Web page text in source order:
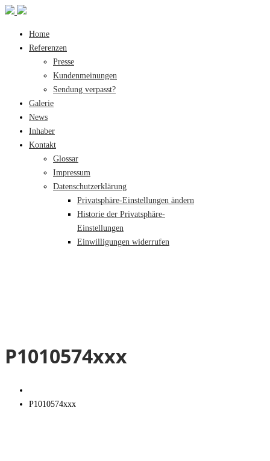
Home
Referenzen
Presse
Kundenmeinungen
Sendung verpasst?
Galerie
News
Inhaber
Kontakt
Glossar
Impressum
Datenschutzerklärung
Privatsphäre-Einstellungen ändern
Historie der Privatsphäre-
Einstellungen
Einwilligungen widerrufen
P1010574xxx
P1010574xxx